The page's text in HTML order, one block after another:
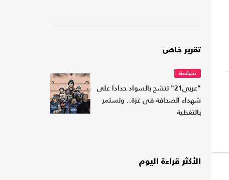
تقرير خاص
سياسة
"عربي21" تتشح بالسواد حدادا على
شهداء الصحافة في غزة.. وتستمر
بالتغطية
الأكثر قراءة اليوم